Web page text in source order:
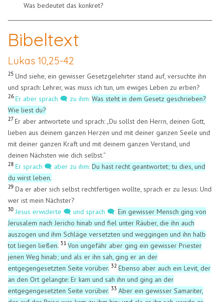
Was bedeutet das konkret?
Bibeltext
Lukas 10,25-42
25 Und siehe, ein gewisser Gesetzgelehrter stand auf, versuchte ihn
und sprach: Lehrer, was muss ich tun, um ewiges Leben zu erben?
26 Er aber sprach 🗨️ zu ihm: Was steht in dem Gesetz geschrieben?
Wie liest du?
27 Er aber antwortete und sprach: „Du sollst den Herrn, deinen Gott,
lieben aus deinem ganzen Herzen und mit deiner ganzen Seele und
mit deiner ganzen Kraft und mit deinem ganzen Verstand, und
deinen Nächsten wie dich selbst.“
28 Er sprach 🗨️ aber zu ihm: Du hast recht geantwortet; tu dies, und
du wirst leben.
29 Da er aber sich selbst rechtfertigen wollte, sprach er zu Jesus: Und
wer ist mein Nächster?
30 Jesus erwiderte 🗨️ und sprach 🗨️: Ein gewisser Mensch ging von
Jerusalem nach Jericho hinab und fiel unter Räuber, die ihn auch
auszogen und ihm Schläge versetzten und weggingen und ihn halb
tot liegen ließen. 31 Von ungefähr aber ging ein gewisser Priester
jenen Weg hinab; und als er ihn sah, ging er an der
entgegengesetzten Seite vorüber. 32 Ebenso aber auch ein Levit, der
an den Ort gelangte: Er kam und sah ihn und ging an der
entgegengesetzten Seite vorüber. 33 Aber ein gewisser Samariter,